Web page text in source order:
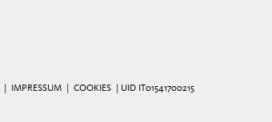
IMPRESSUM COOKIES | UID IT01541700215